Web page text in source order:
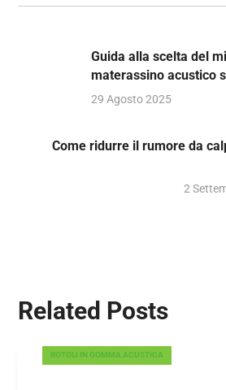
Guida alla scelta del
materassino acustico
29 Agosto 2025
Come ridurre il rumore da
2
Related Posts
ROTOLI IN GOMMA ACUSTICA